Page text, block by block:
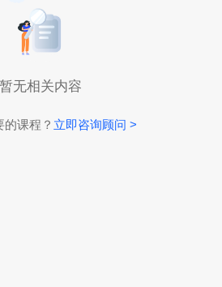
暂无相关内容
课程？ 立即咨询顾问 >